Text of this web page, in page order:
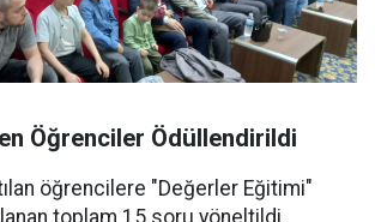
Öğrenciler Ödüllendirildi
öğrencilere "Değerler Eğitimi"